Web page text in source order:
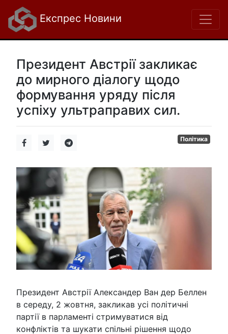
Експрес Новини
Президент Австрії закликає
до мирного діалогу щодо
формування уряду після
успіху ультраправих сил.
Політика
Президент Австрії Александер Ван дер Беллен
в середу, 2 жовтня, закликав усі політичні
партії в парламенті стримуватися від
конфліктів та шукати спільні рішення щодо